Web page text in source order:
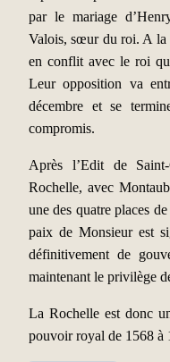
par le mariage
Valois, sœur du roi. A la
en conflit avec le roi
Leur opposition va
décembre et se
compromis.
Après l’Edit de
Rochelle, avec
une des quatre places
paix de Monsieur est
définitivement de
maintenant le privilège
La Rochelle est donc
pouvoir royal de 1568 à